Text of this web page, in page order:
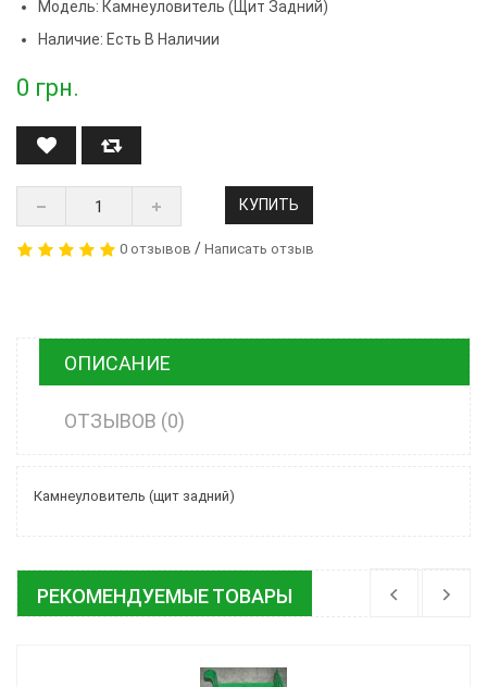
Модель: Камнеуловитель (щит Задний)
Наличие: Есть В Наличии
0 грн.
КУПИТЬ
0 отзывов / Написать отзыв
ОПИСАНИЕ
ОТЗЫВОВ (0)
Камнеуловитель (щит задний)
РЕКОМЕНДУЕМЫЕ ТОВАРЫ